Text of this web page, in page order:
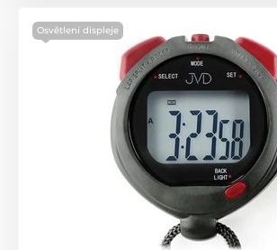
Osvětlení displeje